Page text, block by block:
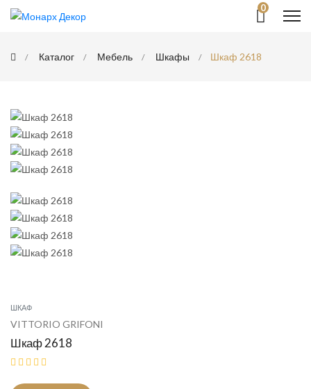
0
Каталог Мебель Шкафы Шкаф 2618
ШКАФ
VITTORIO GRIFONI
Шкаф 2618